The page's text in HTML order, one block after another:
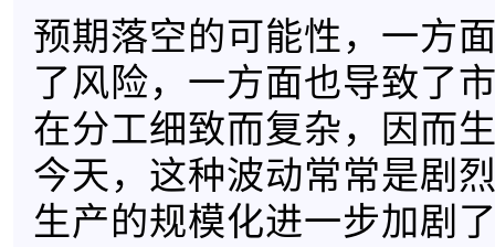
预期落空的可能性，一方
了风险，一方面也导致了
在分工细致而复杂，因而
今天，这种波动常常是剧
生产的规模化进一步加剧